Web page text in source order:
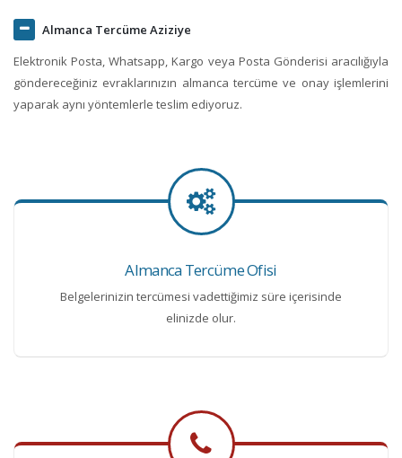
Almanca Tercüme Aziziye
Elektronik Posta, Whatsapp, Kargo veya Posta Gönderisi aracılığıyla
göndereceğiniz evraklarınızın almanca tercüme ve onay işlemlerini
yaparak aynı yöntemlerle teslim ediyoruz.
Almanca Tercüme Ofisi
Belgelerinizin tercümesi vadettiğimiz süre içerisinde
elinizde olur.